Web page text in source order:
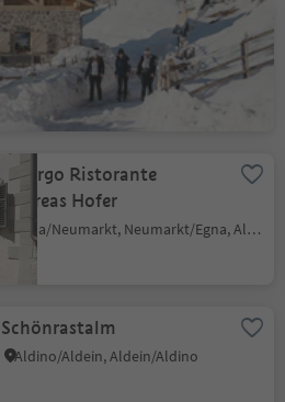
Cisloner Alm
Trodena/Truden, Truden/Trodena
Albergo Ristorante
Andreas Hofer
Egna/Neumarkt, Neumarkt/Egna, Alto Adige Wine Road
Schönrastalm
Aldino/Aldein, Aldein/Aldino